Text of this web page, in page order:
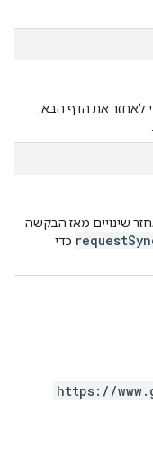
לאחזר את הדף הבא.
שינויים מאז הבקשה
כדי
https://